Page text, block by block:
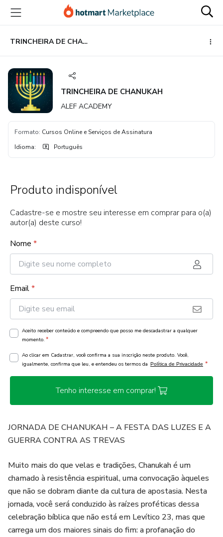
para
conteúdo
principal
para
pagamento
para
rodapé
TRINCHEIRA DE CHANUKAH
TRINCHEIRA DE CHANUKAH
ALEF ACADEMY
Formato: Cursos Online e Serviços de Assinatura
Idioma: Português
Produto indisponível
Cadastre-se e mostre seu interesse em comprar para o(a)
autor(a) deste curso!
Nome *
Email*
Aceito receber conteúdo e compreendo que posso me descadastrar a qualquer
momento. *
Ao clicar em Cadastrar, você confirma a sua inscrição neste produto. Você,
igualmente, confirma que leu, e entendeu os termos da Política de Privacidade *
Tenho interesse em comprar!
JORNADA DE CHANUKAH – A FESTA DAS LUZES E A
GUERRA CONTRA AS TREVAS
Muito mais do que velas e tradições, Chanukah é um
chamado à resistência espiritual, uma convocação àqueles
que não se dobram diante da cultura de apostasia. Nesta
jornada, você será conduzido às raízes proféticas dessa
celebração bíblica que não está em Levítico 23, mas que
carrega um dos maiores sinais do fim: a profanação do